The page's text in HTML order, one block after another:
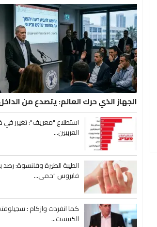
الجهاز الذي حرك العالم: يتصدع من
استطلاع "معريف": تغيير في
العربيين...
الطيبة الطيرة وقلنسوة:
فايروس "حمى...
كما انفردت وازكام :
الكنيست...